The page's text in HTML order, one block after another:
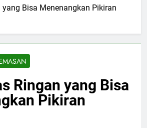
Bisa Menenangkan Pikiran
Ringan yang Bisa
Pikiran